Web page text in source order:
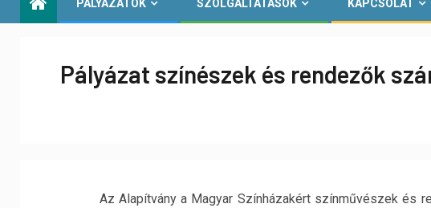
PÁLYÁZATOK SZOLGÁLTATÁSOK KAPCSOLAT
Pályázat színészek és rendezők
Az Alapítvány a Magyar Színházakért színművészek és